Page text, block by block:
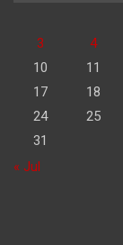
3
4
10
11
17
18
24
25
31
« Jul